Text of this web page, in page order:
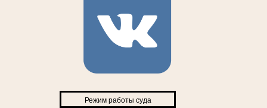
Режим работы суда